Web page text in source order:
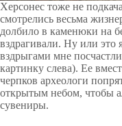
Херсонес тоже не
смотрелись весьма
долбило в каменюки на
вздрагивали. Ну или это
вздрыгами мне
картинку слева). Ее
черпков археологи
открытым небом, чтобы
сувениры.